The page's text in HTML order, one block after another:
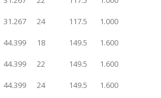
31.267 24 117.5
1.000
44.399 18 149.5
1.600
44.399 22 149.5
1.600
44.399 24 149.5 1.600